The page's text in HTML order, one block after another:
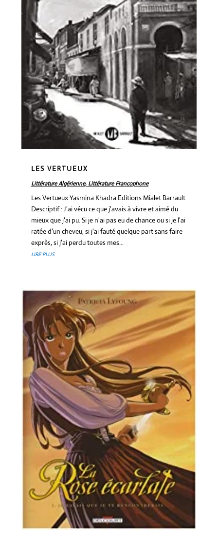
LES VERTUEUX
Littérature Algérienne, Littérature Francophone
Les Vertueux Yasmina Khadra Editions Mialet Barrault
Descriptif : J'ai vécu ce que j'avais à vivre et aimé du
mieux que j'ai pu. Si je n'ai pas eu de chance ou si je l'ai
ratée d'un cheveu, si j'ai fauté quelque part sans faire
exprès, si j'ai perdu toutes mes...
LIRE PLUS